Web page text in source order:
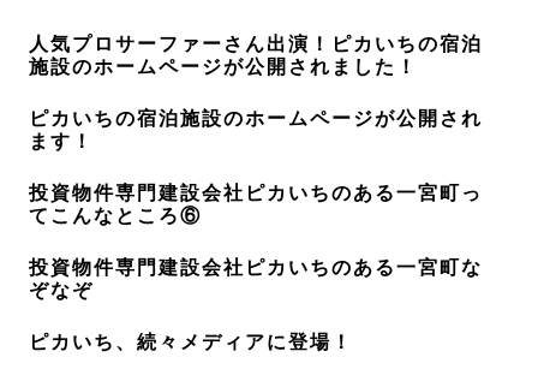
人気プロサーファーさん出演！ピカいちの宿泊
施設のホームページが公開されました！
ピカいちの宿泊施設のホームページが公開され
ます！
投資物件専門建設会社ピカいちのある一宮町っ
てこんなところ⑥
投資物件専門建設会社ピカいちのある一宮町な
ぞなぞ
ピカいち、続々メディアに登場！